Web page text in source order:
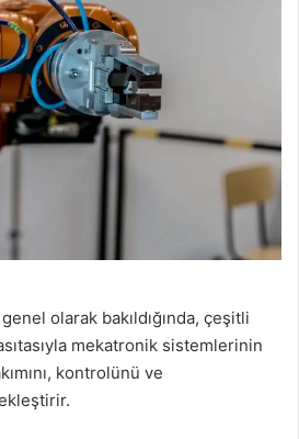
olarak bakıldığında, çeşitli
mekatronik sistemlerinin
kontrolünü ve